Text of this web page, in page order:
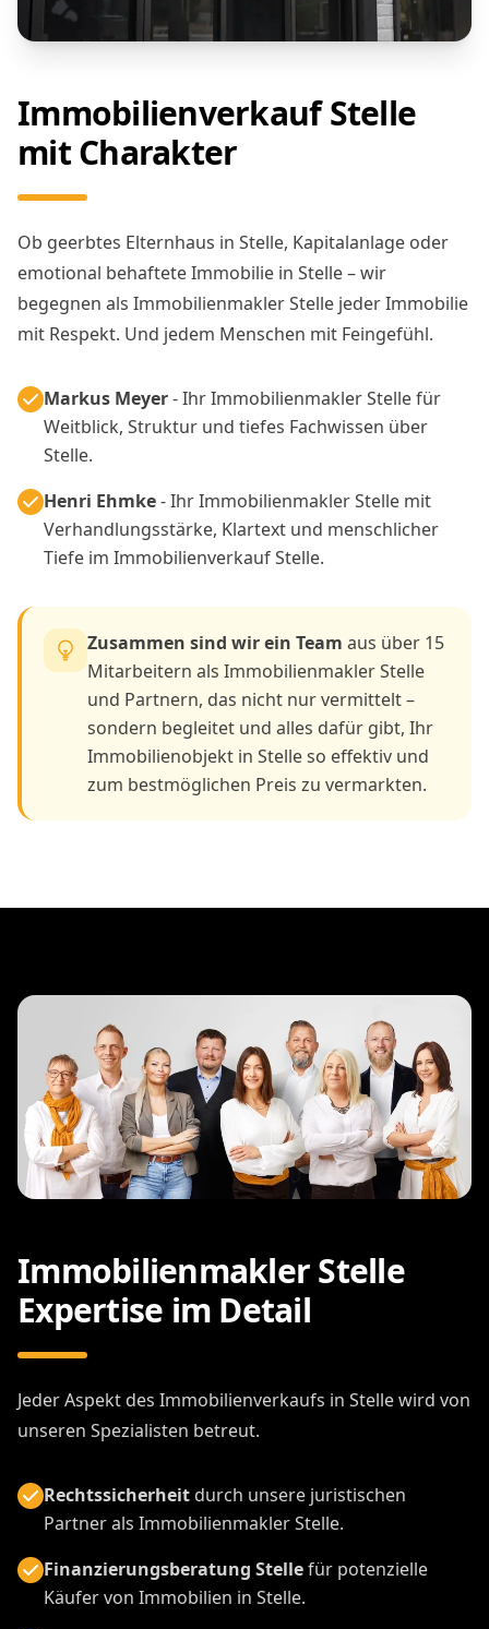
Immobilienverkauf Stelle
mit Charakter
Ob geerbtes Elternhaus in Stelle, Kapitalanlage oder
emotional behaftete Immobilie in Stelle – wir
begegnen als Immobilienmakler Stelle jeder Immobilie
mit Respekt. Und jedem Menschen mit Feingefühl.
Markus Meyer- Ihr Immobilienmakler Stelle für
Weitblick, Struktur und tiefes Fachwissen über
Stelle.
Henri Ehmke- Ihr Immobilienmakler Stelle mit
Verhandlungsstärke, Klartext und menschlicher
Tiefe im Immobilienverkauf Stelle.
Zusammen sind wir ein Team aus über 15
Mitarbeitern als Immobilienmakler Stelle
und Partnern, das nicht nur vermittelt –
sondern begleitet und alles dafür gibt, Ihr
Immobilienobjekt in Stelle so effektiv und
zum bestmöglichen Preis zu vermarkten.
Immobilienmakler Stelle
Expertise im Detail
Jeder Aspekt des Immobilienverkaufs in Stelle wird von
unseren Spezialisten betreut.
Rechtssicherheitdurch unsere juristischen
Partner als Immobilienmakler Stelle.
Finanzierungsberatung Stellefür potenzielle
Käufer von Immobilien in Stelle.